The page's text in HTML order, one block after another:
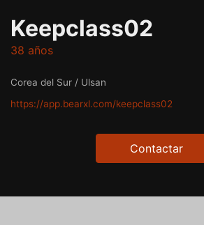
Keepclass02
38 años
Corea del Sur / Ulsan
https://app.bearxl.com/keepclass02
Contactar